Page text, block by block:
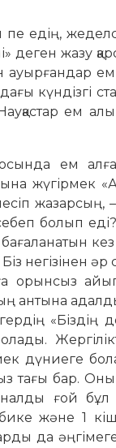
пе едің,
деген жазу
ауырғандар
күндізгі
ем
ем
жүгірмек
жазарсың, –
болып
негізінен әр
орынсыз
антына
«Біздің
дүниеге
тағы бар.
ғой бұл
және 1
да әңгімеге